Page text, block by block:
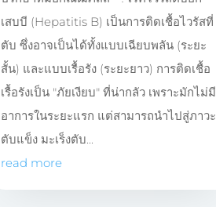
เสบบี (Hepatitis B) เป็นการติดเชื้อไวรัสที่
ตับ ซึ่งอาจเป็นได้ทั้งแบบเฉียบพลัน (ระยะ
สั้น) และแบบเรื้อรัง (ระยะยาว) การติดเชื้อ
เรื้อรังเป็น "ภัยเงียบ" ที่น่ากลัว เพราะมักไม่มี
อาการในระยะแรก แต่สามารถนำไปสู่ภาวะ
ตับแข็ง มะเร็งตับ...
read more